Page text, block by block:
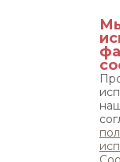
8 800 500 12 63
8 495 215 08 08
115533, г.
бизнес-центр